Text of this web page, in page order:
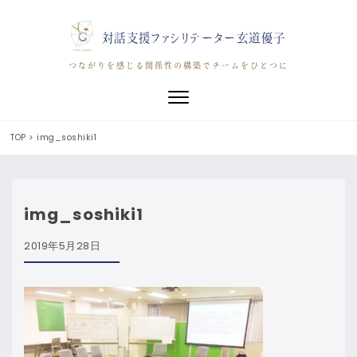
対話支援ファシリテーター玄道優子
つながりを感じる関係性の構築でチームをひとつに
Toggle navigation
TOP > img_soshiki1
img_soshiki1
2019年5月28日